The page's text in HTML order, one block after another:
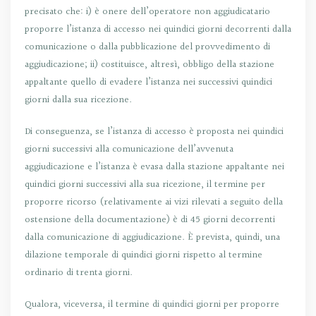
precisato che: i) è onere dell’operatore non aggiudicatario
proporre l’istanza di accesso nei quindici giorni decorrenti dalla
comunicazione o dalla pubblicazione del provvedimento di
aggiudicazione; ii) costituisce, altresì, obbligo della stazione
appaltante quello di evadere l’istanza nei successivi quindici
giorni dalla sua ricezione.
Di conseguenza, se l’istanza di accesso è proposta nei quindici
giorni successivi alla comunicazione dell’avvenuta
aggiudicazione e l’istanza è evasa dalla stazione appaltante nei
quindici giorni successivi alla sua ricezione, il termine per
proporre ricorso (relativamente ai vizi rilevati a seguito della
ostensione della documentazione) è di 45 giorni decorrenti
dalla comunicazione di aggiudicazione. È prevista, quindi, una
dilazione temporale di quindici giorni rispetto al termine
ordinario di trenta giorni.
Qualora, viceversa, il termine di quindici giorni per proporre